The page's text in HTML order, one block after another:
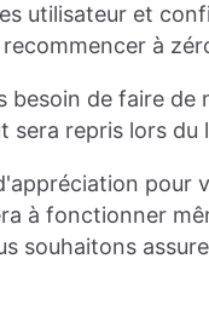
utilisateur et
à
besoin de faire de
repris lors du
pour
à fonctionner
souhaitons